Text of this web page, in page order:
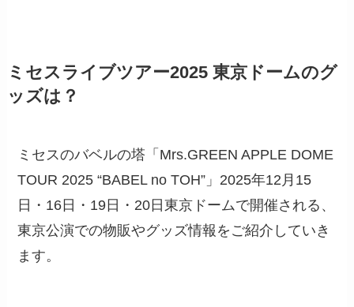
ミセスライブツアー2025 東京ドームのグ
ッズは？
ミセスのバベルの塔「Mrs.GREEN APPLE DOME
TOUR 2025 “BABEL no TOH”」2025年12月15
日・16日・19日・20日東京ドームで開催される、
東京公演での物販やグッズ情報をご紹介していき
ます。